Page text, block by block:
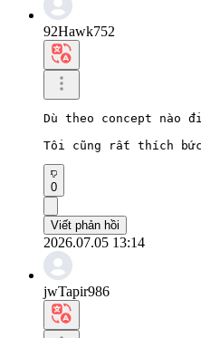
92Hawk752
Dù theo concept nào
Tôi cũng rất thích
0
Viết phản hồi
2026.07.05 13:14
jwTapir986